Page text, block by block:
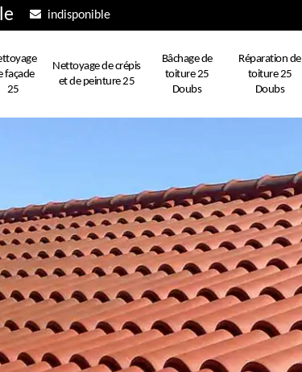
indisponible
façade
25
Nettoyage de crépis
et de peinture 25
Bâchage de
toiture 25
Doubs
Réparation de
toiture 25
Doubs